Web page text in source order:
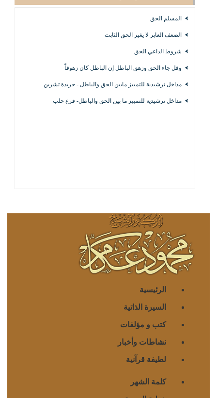
المسلم الحق
الضعف العابر لا يغير الحق الثابت
شروط الداعي الحق
وقل جاء الحق وزهق الباطل إن الباطل كان زهوقاًً
مداخل ترشيدية للتمييز مابين الحق والباطل - جريدة تشرين
مداخل ترشيدية للتمييز ما بين الحق والباطل- فرع حلب
الرئيسية
السيرة الذاتية
كتب و مؤلفات
نشاطات وأخبار
لطيفة قرآنية
كلمة الشهر